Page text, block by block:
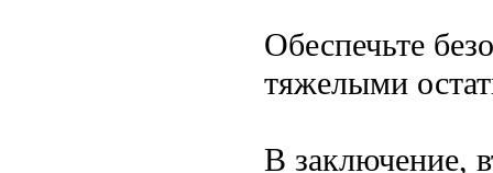
Обеспечьте
тяжелыми
В заключение,